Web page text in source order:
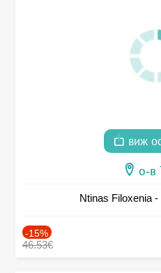
виж
о-в
Ntinas Filoxenia -
-15%
46.53€